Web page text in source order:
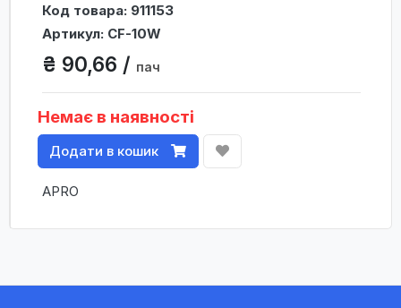
Код товара: 911153
Артикул: CF-10W
₴ 90,66 / пач
Немає в наявності
Додати в кошик
APRO